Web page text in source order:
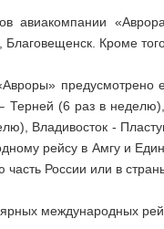
авиакомпании
Кроме
предусмотрено
Терней (6 раз в
Владивосток -
рейсу в Амгу и
часть России или в
международных